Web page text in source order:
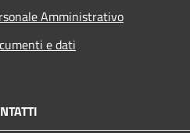
Amministrativo
e dati